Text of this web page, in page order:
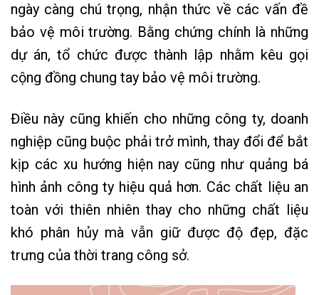
ngày càng chú trọng, nhận thức về các vấn đề
bảo vệ môi trường. Bằng chứng chính là những
dự án, tổ chức được thành lập nhằm kêu gọi
cộng đồng chung tay bảo vệ môi trường.
Điều này cũng khiến cho những công ty, doanh
nghiệp cũng buộc phải trở mình, thay đổi để bắt
kịp các xu hướng hiện nay cũng như quảng bá
hình ảnh công ty hiệu quả hơn. Các chất liệu an
toàn với thiên nhiên thay cho những chất liệu
khó phân hủy mà vẫn giữ được độ đẹp, đặc
trưng của thời trang công sở.